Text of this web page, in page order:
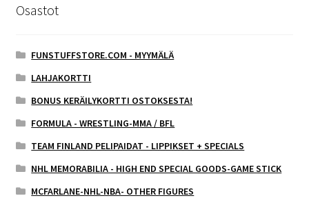
Osastot
FUNSTUFFSTORE.COM - MYYMÄLÄ
LAHJAKORTTI
BONUS KERÄILYKORTTI OSTOKSESTA!
FORMULA - WRESTLING-MMA / BFL
TEAM FINLAND PELIPAIDAT - LIPPIKSET + SPECIALS
NHL MEMORABILIA - HIGH END SPECIAL GOODS-GAME STICK
MCFARLANE-NHL-NBA- OTHER FIGURES